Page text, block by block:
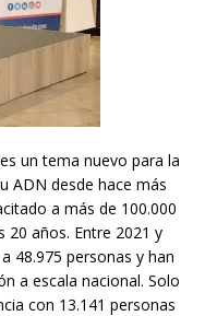
un tema nuevo para la
ADN desde hace más
a más de 100.000
años. Entre 2021 y
48.975 personas y han
a escala nacional. Solo
con 13.141 personas